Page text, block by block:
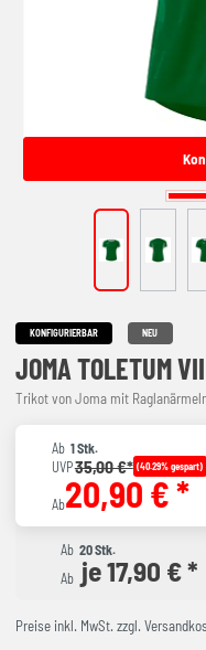
KONFIGURIERBAR NEU
JOMA TOLETUM
Trikot von Joma mit
Ab 1 Stk.
UVP35,00 €* (40.29% gespart)
Ab20,90 € *
Ab 20 Stk.
Ab je 17,90 € *
Preise inkl. MwSt. zzgl.